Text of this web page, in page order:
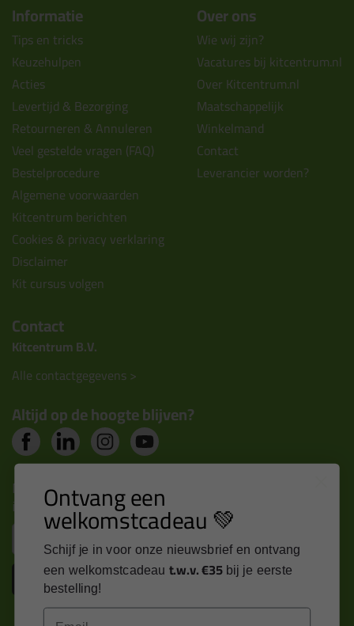
Informatie
Tips en tricks
Keuzehulpen
Acties
Levertijd & Bezorging
Retourneren & Annuleren
Veel gestelde vragen (FAQ)
Bestelprocedure
Algemene voorwaarden
Kitcentrum berichten
Cookies & privacy verklaring
Disclaimer
Kit cursus volgen
Over ons
Wie wij zijn?
Vacatures bij kitcentrum.nl
Over Kitcentrum.nl
Maatschappelijk
Winkelmand
Contact
Leverancier worden?
Contact
Kitcentrum B.V.
Alle contactgegevens >
Altijd op de hoogte blijven?
Nieuws, tips en exclusieve deals rechtstreeks in je
inbox
Inschrijven
Ontvang een
welkomstcadeau 💚
Schijf je in voor onze nieuwsbrief en ontvang
een welkomstcadeau t.w.v. €35 bij je eerste
bestelling!
Email